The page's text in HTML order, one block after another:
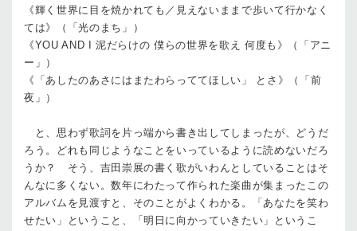
《輝く世界に目を焼かれても／見えないままで歩いて行かなく
ては》（「光のまち」）
《YOU AND I 泥だらけの 僕らの世界を歌え 何度も》（「アニ
ー」）
《「あしたのあさにはまたわらっててほしい」 とさ》（「前
夜」）
と、思わず歌詞を片っ端から書き出してしまったが、どうだ
ろう。どれも同じようなことをいっているように読めないだろ
うか？ そう、吉田崇展の書く歌がいわんとしていることはそ
んなに多くない。数年にわたって作られた楽曲が集まったこの
アルバムを見渡すと、そのことがよくわかる。「あなたを笑わ
せたい」ということ、「明日に向かっていきたい」というこ